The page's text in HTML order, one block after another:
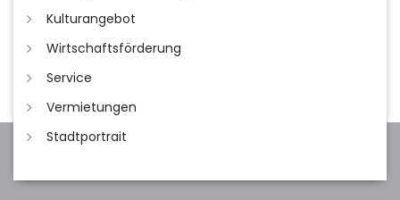
Kulturangebot
Wirtschaftsförderung
Service
Vermietungen
Stadtportrait